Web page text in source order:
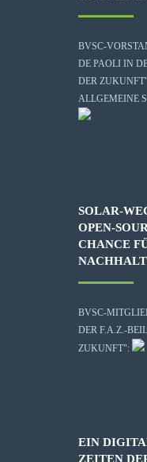
BVSC-
DE PAOLI IN
DER
ALLGEMEINE
SOLAR-
OPEN-
CHANCE
BVSC-
DER F.A.Z.-
ZUKUNFT":
EIN
ZEITEN